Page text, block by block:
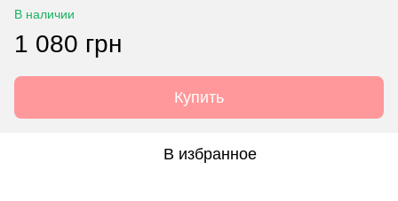
В наличии
1 080 грн
Купить
В избранное